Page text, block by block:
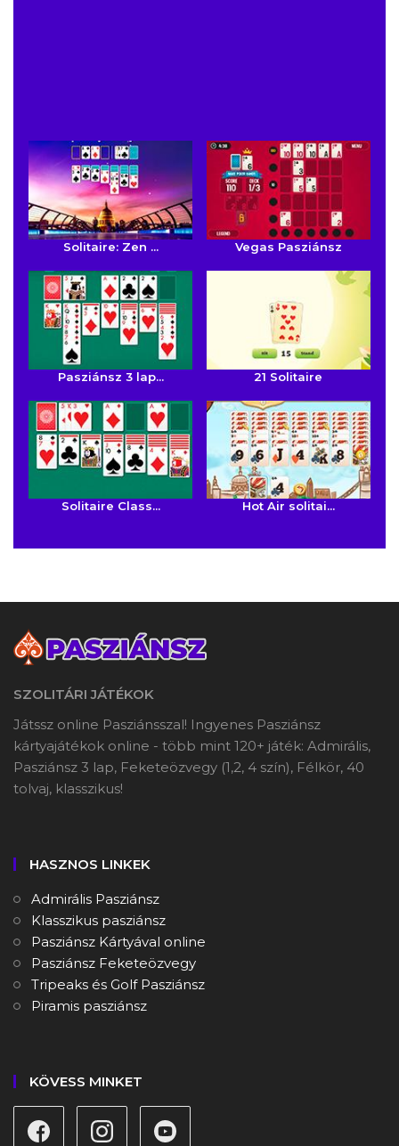
Solitaire: Zen ... Vegas Pasziánsz
Pasziánsz 3 lap... 21 Solitaire
Solitaire Class... Hot Air solitai...
SZOLITÁRI JÁTÉKOK
Játssz online Pasziánsszal! Ingyenes Pasziánsz
kártyajátékok online - több mint 120+ játék: Admirális,
Pasziánsz 3 lap, Feketeözvegy (1,2, 4 szín), Félkör, 40
tolvaj, klasszikus!
HASZNOS LINKEK
Admirális Pasziánsz
Klasszikus pasziánsz
Pasziánsz Kártyával online
Pasziánsz Feketeözvegy
Tripeaks és Golf Pasziánsz
Piramis pasziánsz
KÖVESS MINKET